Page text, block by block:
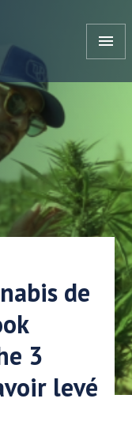
menu
de
3
levé